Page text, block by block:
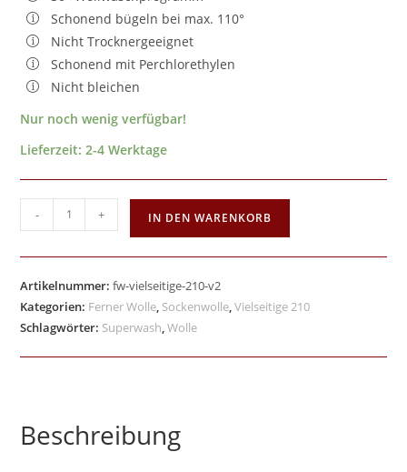
Schonend bügeln bei max. 110°
Nicht Trocknergeeignet
Schonend mit Perchlorethylen
Nicht bleichen
Nur noch wenig verfügbar!
Lieferzeit:2-4 Werktage
- + IN DEN WARENKORB
Artikelnummer:fw-vielseitige-210-v2
Kategorien: Ferner Wolle, Sockenwolle,Vielseitige 210
Schlagwörter: Superwash,Wolle
Beschreibung